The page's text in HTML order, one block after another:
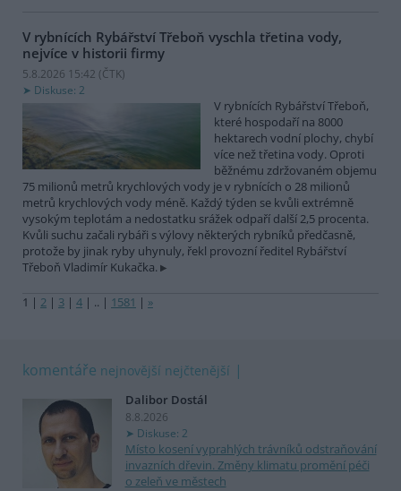
V rybnících Rybářství Třeboň vyschla třetina vody,
nejvíce v historii firmy
5.8.2026 15:42 (ČTK)
Diskuse: 2
V rybnících Rybářství Třeboň,
které hospodaří na 8000
hektarech vodní plochy, chybí
více než třetina vody. Oproti
běžnému zdržovaném objemu
75 milionů metrů krychlových vody je v rybnících o 28 milionů
metrů krychlových vody méně. Každý týden se kvůli extrémně
vysokým teplotám a nedostatku srážek odpaří další 2,5 procenta.
Kvůli suchu začali rybáři s výlovy některých rybníků předčasně,
protože by jinak ryby uhynuly, řekl provozní ředitel Rybářství
Třeboň Vladimír Kukačka.
1 | 2 | 3 | 4 | .. | 1581 | »
komentáře nejnovější nejčtenější
Dalibor Dostál
8.8.2026
Diskuse: 2
Místo kosení vyprahlých trávníků odstraňování
invazních dřevin. Změny klimatu promění péči
o zeleň ve městech